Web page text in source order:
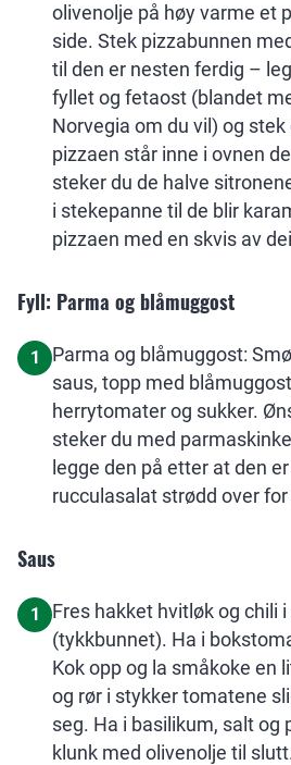
olivenolje på høy varme et
side. Stek pizzabunnen
til den er nesten ferdig –
fyllet og fetaost (blandet
Norvegia om du vil) og
pizzaen står inne i ovnen
steker du de halve
i stekepanne til de blir
pizzaen med en skvis av
Fyll: Parma og blåmuggost
1
Parma og blåmuggost:
saus, topp med
herrytomater og sukker.
steker du med
legge den på etter at den
rucculasalat strødd over
Saus
1
Fres hakket hvitløk og chili i
(tykkbunnet). Ha i
Kok opp og la småkoke en
og rør i stykker tomatene
seg. Ha i basilikum, salt og
klunk med olivenolje til